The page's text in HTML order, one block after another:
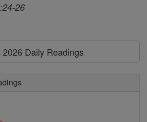
26
2026 Daily Readings